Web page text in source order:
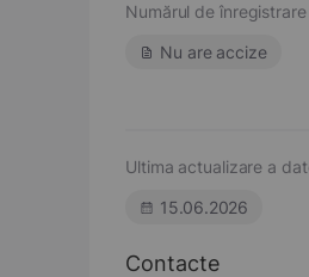
Numărul de înregistrare
Nu are accize
Ultima actualizare a
15.06.2026
Contacte